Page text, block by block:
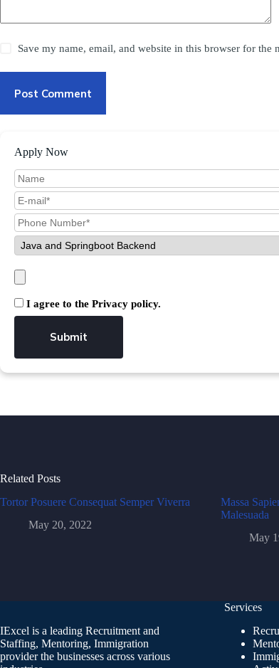
Save my name, email, and website in this browser for the
Post Comment
Apply Now
I agree to the Privacy policy.
Related Posts
Tortor Posuere Consequat Semper Viverra
May 20, 2022
Massa
Malesuada
May
IExcel is a leading Recruitment and
Staffing, Mentoring, Immigration
provider the businesses across various
Services